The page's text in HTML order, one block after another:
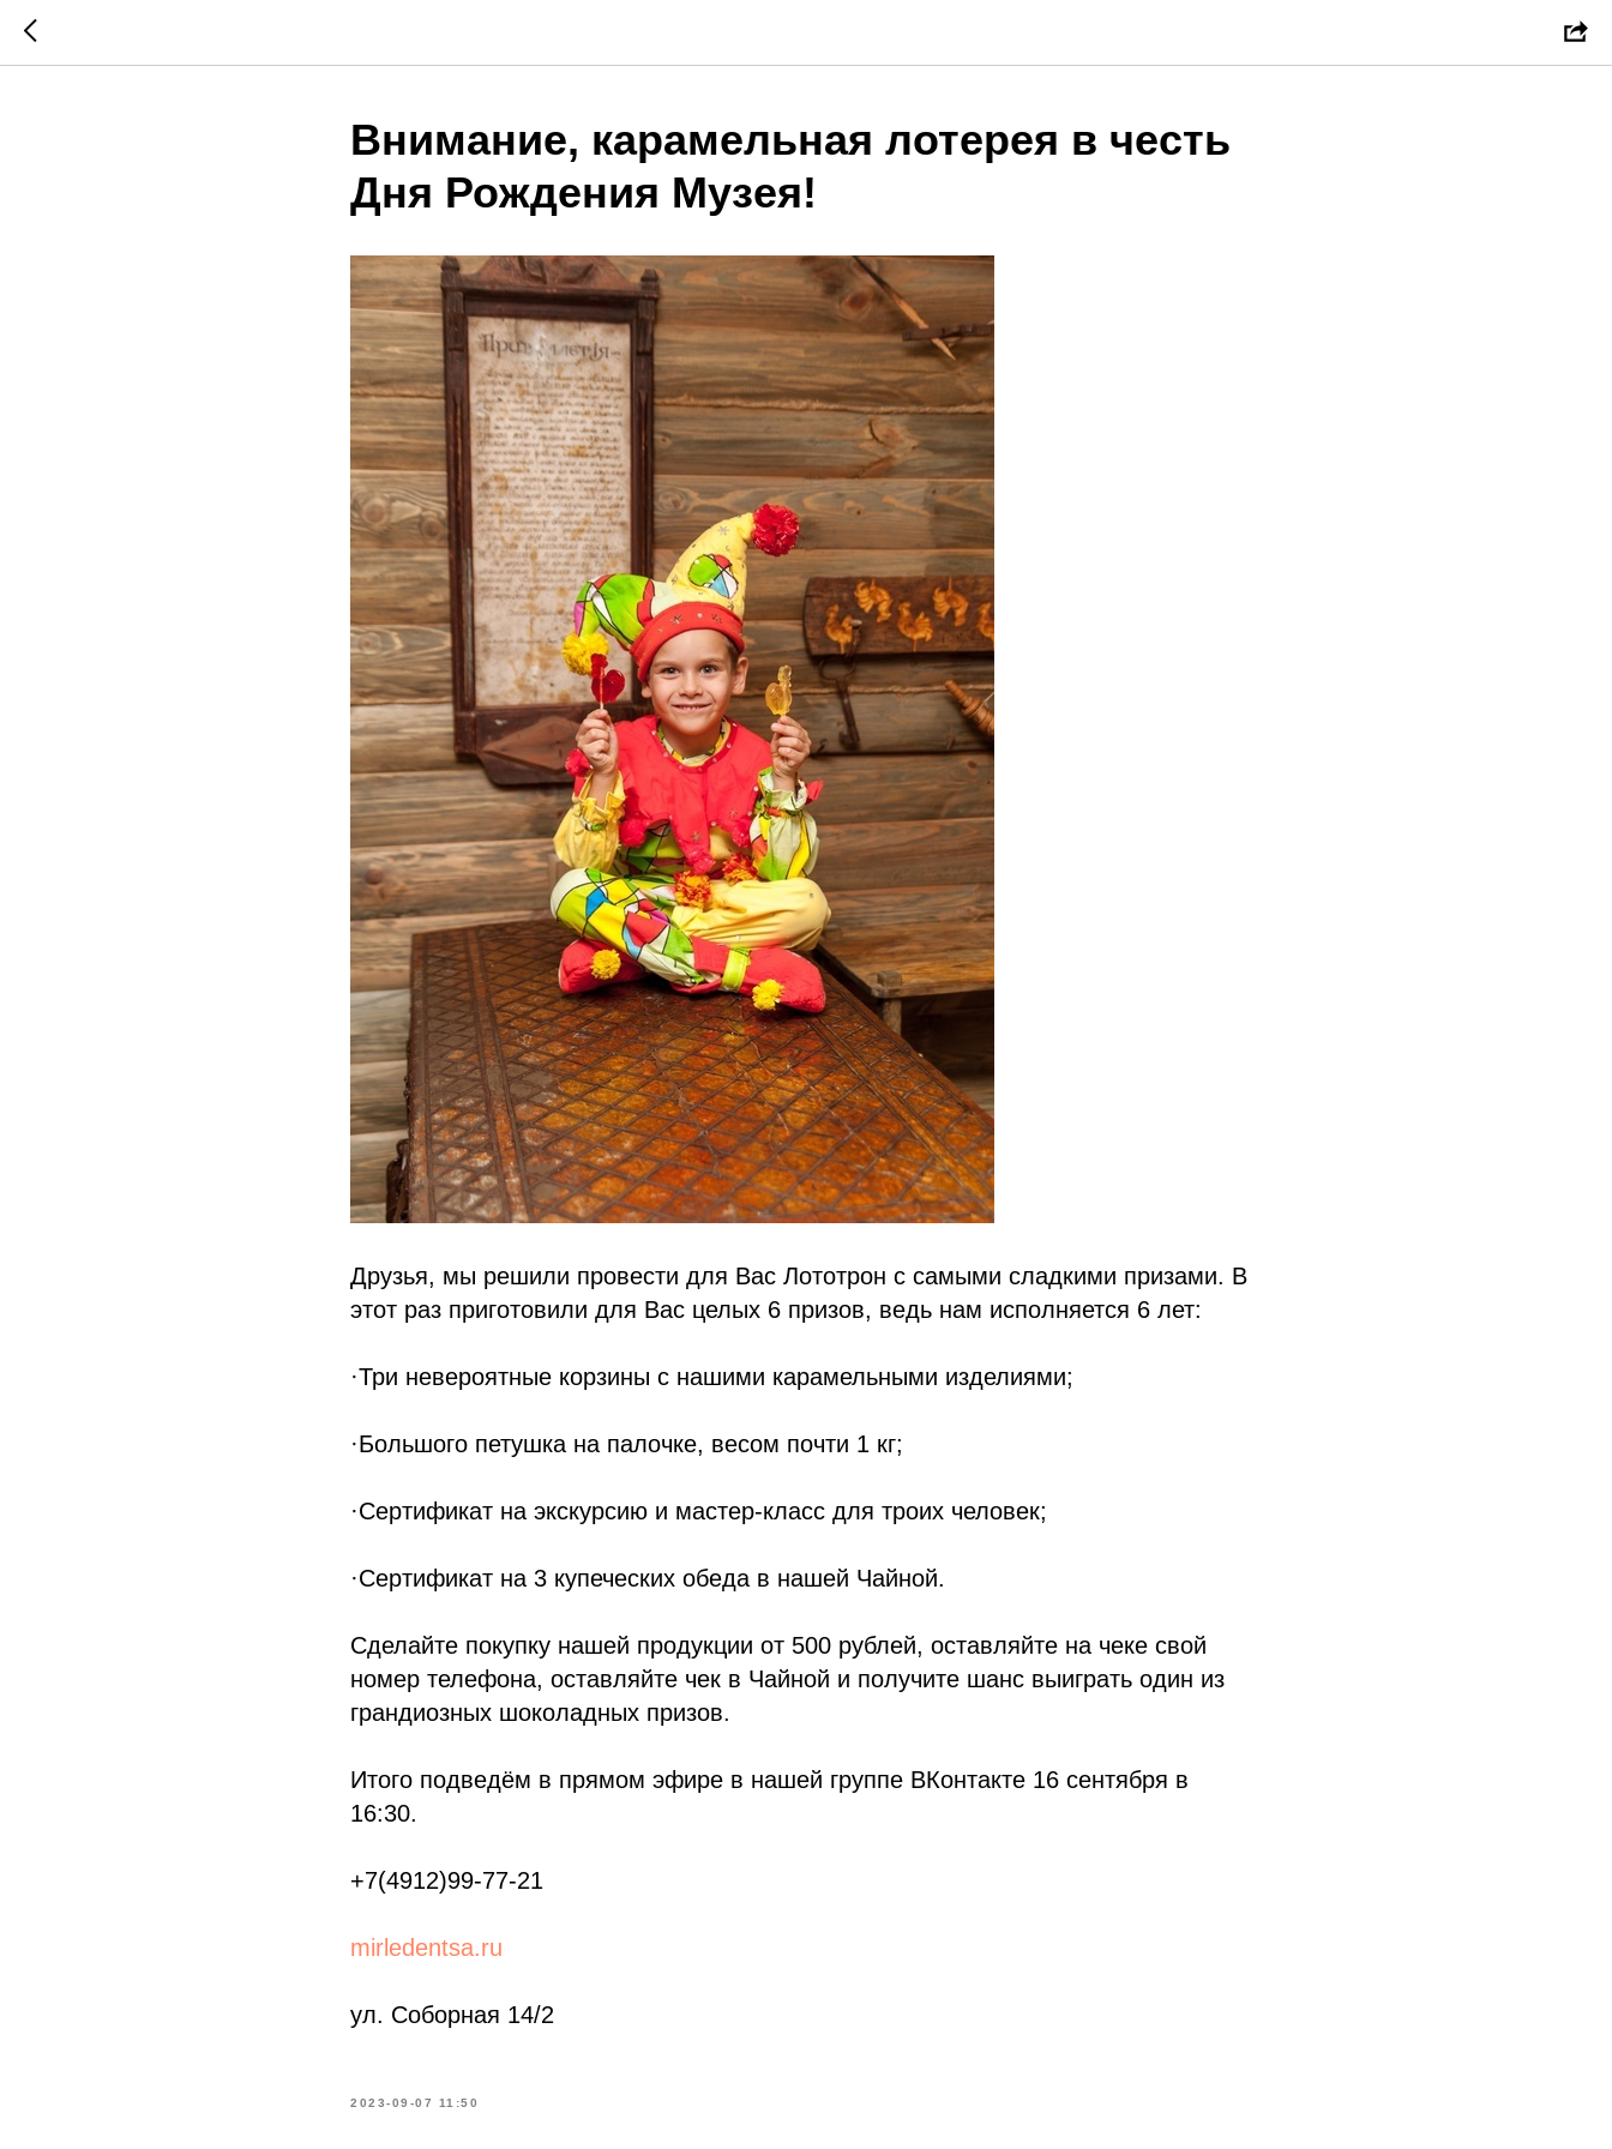
Внимание, карамельная лотерея в честь
Дня Рождения Музея!
Друзья, мы решили провести для Вас Лототрон с самыми сладкими призами. В
этот раз приготовили для Вас целых 6 призов, ведь нам исполняется 6 лет:
·Три невероятные корзины с нашими карамельными изделиями;
·Большого петушка на палочке, весом почти 1 кг;
·Сертификат на экскурсию и мастер-класс для троих человек;
·Сертификат на 3 купеческих обеда в нашей Чайной.
Сделайте покупку нашей продукции от 500 рублей, оставляйте на чеке свой
номер телефона, оставляйте чек в Чайной и получите шанс выиграть один из
грандиозных шоколадных призов.
Итого подведём в прямом эфире в нашей группе ВКонтакте 16 сентября в
16:30.
+7(4912)99-77-21
mirledentsa.ru
ул. Соборная 14/2
2023-09-07 11:50